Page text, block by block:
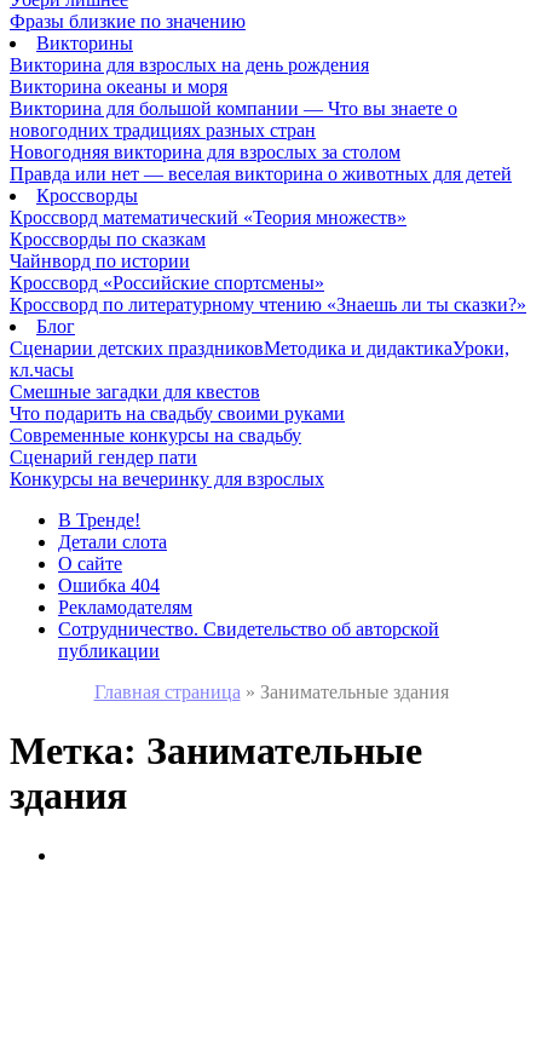
Фразы близкие по значению
Викторины
Викторина для взрослых на день рождения
Викторина океаны и моря
Викторина для большой компании — Что вы знаете о
новогодних традициях разных стран
Новогодняя викторина для взрослых за столом
Правда или нет — веселая викторина о животных для детей
Кроссворды
Кроссворд математический «Теория множеств»
Кроссворды по сказкам
Чайнворд по истории
Кроссворд «Российские спортсмены»
Кроссворд по литературному чтению «Знаешь ли ты сказки?»
Блог
Сценарии детских праздниковМетодика и дидактикаУроки,
кл.часы
Смешные загадки для квестов
Что подарить на свадьбу своими руками
Современные конкурсы на свадьбу
Сценарий гендер пати
Конкурсы на вечеринку для взрослых
В Тренде!
Детали слота
О сайте
Ошибка 404
Рекламодателям
Сотрудничество. Свидетельство об авторской
публикации
Главная страница » Занимательные здания
Метка: Занимательные
здания